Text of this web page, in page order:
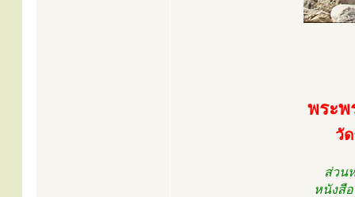
พระ
วั
ส่วน
หนังสื